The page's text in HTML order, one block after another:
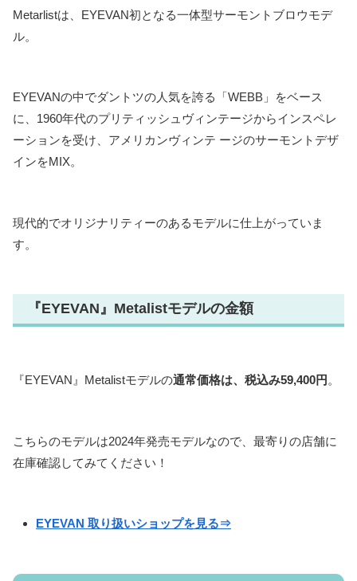
Metarlistは、EYEVAN初となる一体型サーモントブロウモデ
ル。
EYEVANの中でダントツの人気を誇る「WEBB」をベース
に、1960年代のプリティッシュヴィンテージからインスペレ
ーションを受け、アメリカンヴィンテ ージのサーモントデザ
インをMIX。
現代的でオリジナリティーのあるモデルに仕上がっていま
す。
『EYEVAN』Metalistモデルの金額
『EYEVAN』Metalistモデルの通常価格は、税込み59,400円 。
こちらのモデルは2024年発売モデルなので、最寄りの店舗に
在庫確認してみてください！
EYEVAN 取り扱いショップを見る⇒